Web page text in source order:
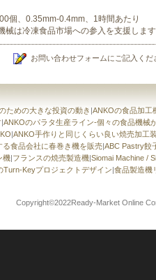
個、0.35mm-0.4mm、1時間あたり
械は冷凍食品市場への参入を支援します
お問い合わせフォームにご記入くだ
ための大きな投資の動き |ANKOの食品加工
|ANKOのパラタ生産ライン-個々の食品機械
|ANKO手作りと同じくらい良い焼売加工
る食品会社に春巻き機を販売|ABC Pastry餃
機|フランスの焼売製造機|Siomai Machine /
Turn-Keyプロジェクトデザイン|食品製造機
Copyright©2022Ready-Market Online